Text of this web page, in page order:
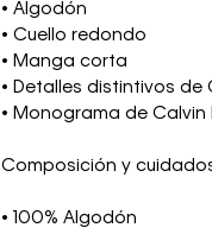
• Algodón
• Cuello redondo
• Manga corta
• Detalles distintivos de
• Monograma de
Composición y
• 100% Algodón